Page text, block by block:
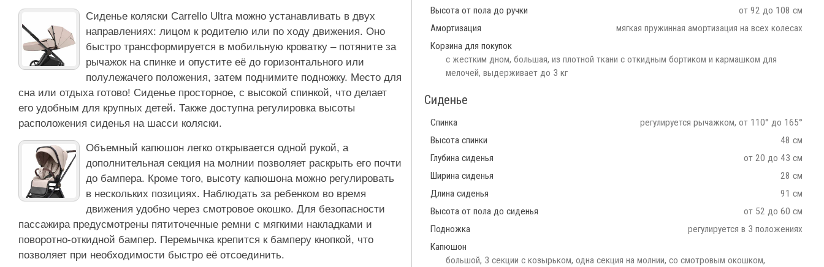
Сиденье коляски Carrello Ultra можно устанавливать в двух
направлениях: лицом к родителю или по ходу движения. Оно
быстро трансформируется в мобильную кроватку – потяните за
рычажок на спинке и опустите её до горизонтального или
полулежачего положения, затем поднимите подножку. Место для
сна или отдыха готово! Сиденье просторное, с высокой спинкой, что делает
его удобным для крупных детей. Также доступна регулировка высоты
расположения сиденья на шасси коляски.
Объемный капюшон легко открывается одной рукой, а
дополнительная секция на молнии позволяет раскрыть его почти
до бампера. Кроме того, высоту капюшона можно регулировать
в нескольких позициях. Наблюдать за ребенком во время
движения удобно через смотровое окошко. Для безопасности
пассажира предусмотрены пятиточечные ремни с мягкими накладками и
поворотно-откидной бампер. Перемычка крепится к бамперу кнопкой, что
позволяет при необходимости быстро её отсоединить.
Высота от пола до ручки
от 92 до 108 см
Амортизация
мягкая пружинная амортизация на всех колесах
Корзина для покупок
с жестким дном, большая, из плотной ткани с откидным бортиком и кармашком для
мелочей, выдерживает до 3 кг
Сиденье
Спинка
регулируется рычажком, от 110° до 165°
Высота спинки
48 см
Глубина сиденья
от 20 до 43 см
Ширина сиденья
28 см
Длина сиденья
91 см
Высота от пола до сиденья
от 52 до 60 см
Подножка
регулируется в 3 положениях
Капюшон
большой, 3 секции с козырьком, одна секция на молнии, со смотровым окошком,